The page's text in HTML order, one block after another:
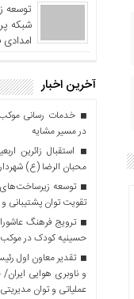
توسعه
شبکه
امدادی
آخرین اخبار
در مسیر مشایه
استقبال زائرین
محبان الرضا (ع)
توسعه
تقویت توان پشتیبانی
ترویج فرهنگ
حسینیه کودک در
تقدیر معاون اول
و ناوبری هوایی
عملیاتی و توان